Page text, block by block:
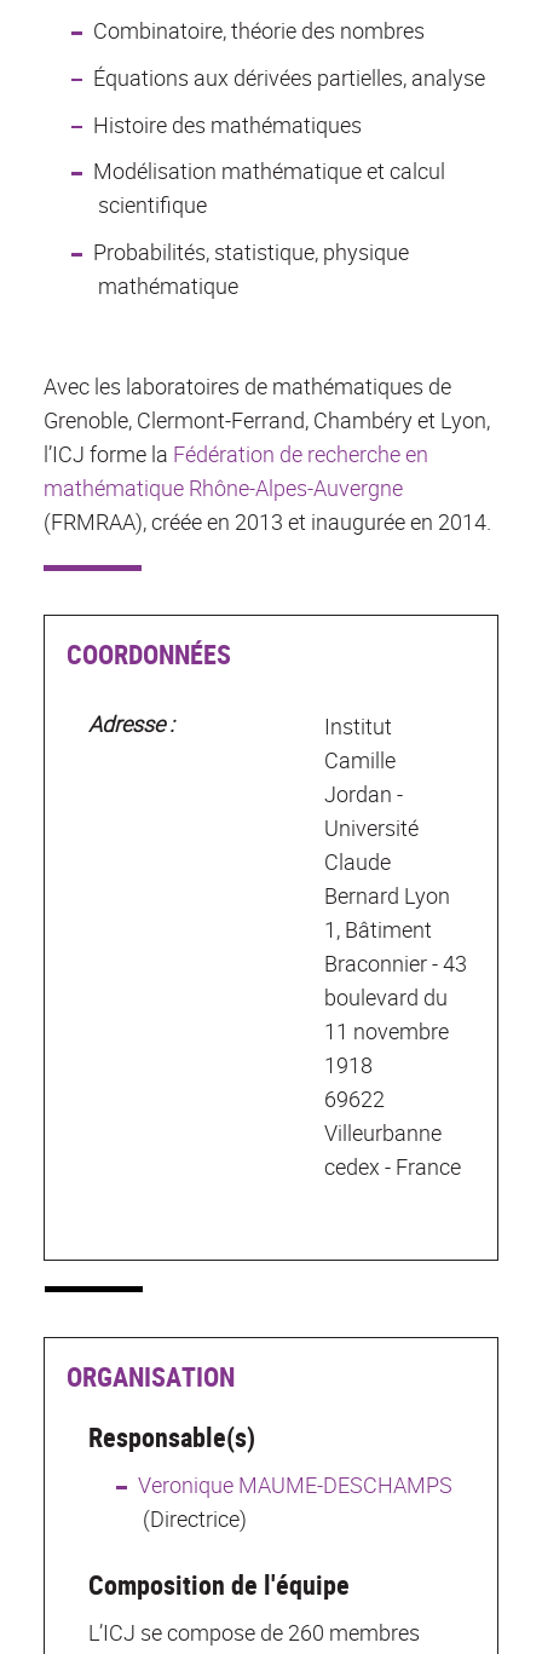
Combinatoire, théorie des nombres
Équations aux dérivées partielles, analyse
Histoire des mathématiques
Modélisation mathématique et calcul
scientifique
Probabilités, statistique, physique
mathématique
Avec les laboratoires de mathématiques de
Grenoble, Clermont-Ferrand, Chambéry et Lyon,
l’ICJ forme la Fédération de recherche en
mathématique Rhône-Alpes-Auvergne
(FRMRAA), créée en 2013 et inaugurée en 2014.
COORDONNÉES
Adresse :
Institut
Camille
Jordan -
Université
Claude
Bernard Lyon
1, Bâtiment
Braconnier - 43
boulevard du
11 novembre
1918
69622
Villeurbanne
cedex - France
ORGANISATION
Responsable(s)
Veronique MAUME-DESCHAMPS
(Directrice)
Composition de l'équipe
L’ICJ se compose de 260 membres